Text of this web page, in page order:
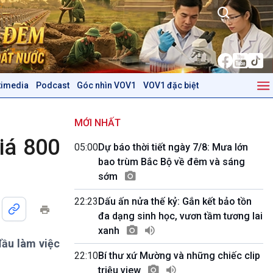
Podcast Góc nhìn VOV1 VOV1 đặc biệt
Trước giờ mở cửa
Dòng chảy Kinh tế
Tuyên chiến với gian lận
thương mại
Mùa vàng
Biển đảo Việt Nam
Tìm hiểu biển, đảo Việt
Nam
Podcast
Góc nhìn VOV1
Bình luận
800
làm việc
MỚI NHẤT
05:00Dự báo thời tiết ngày 7/8: Mưa lớn
bao trùm Bắc Bộ về đêm và sáng
sớm
22:23Dấu ấn nửa thế kỷ: Gắn kết bảo tồn
đa dạng sinh học, vươn tầm tương lai
xanh
22:10Bí thư xứ Mường và những chiếc clip
triệu view